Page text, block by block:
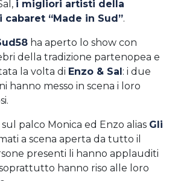
i migliori artisti della
“Made in Sud”.
ha aperto lo show con
della tradizione partenopea e
la volta di Enzo & Sal: i due
hanno messo in scena i loro
palco Monica ed Enzo alias Gli
a scena aperta da tutto il
presenti li hanno applauditi
hanno riso alle loro